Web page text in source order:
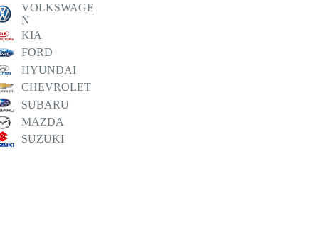
VOLKSWAGE
N
KIA
FORD
HYUNDAI
CHEVROLET
SUBARU
MAZDA
SUZUKI